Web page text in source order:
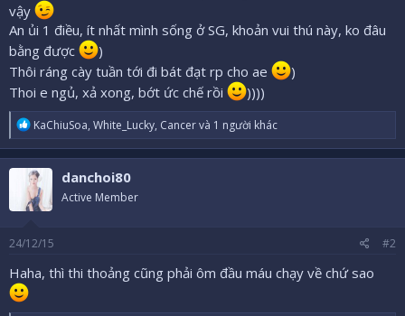
vậy
An ủi 1 điều, ít nhất mình sống ở SG, khoản vui thú này, ko đâu
bằng được
)
Thôi ráng cày tuần tới đi bát đạt rp cho ae
)
Thoi e ngủ, xả xong, bớt ức chế rồi
))))
R
e
a
c
t
i
o
s
KaChiuSoa, White_Lucky, Cancervà 1 người khác
danchoi80
Active Member
24/12/15 #2
Haha, thì thi thoảng cũng phải ôm đầu máu chạy về chứ sao